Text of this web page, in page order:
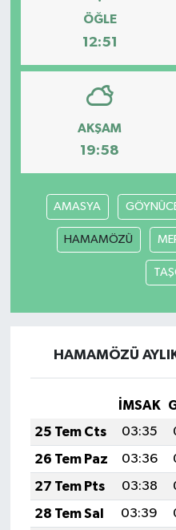
ÖĞLE
12:51
AKŞAM
19:58
AMASYA
HAMAMÖZÜ
HAMAMÖZÜ
İMSAK
25 Tem Cts
03:35
26 Tem Paz
03:36
27 Tem Pts
03:38
28 Tem Sal
03:39